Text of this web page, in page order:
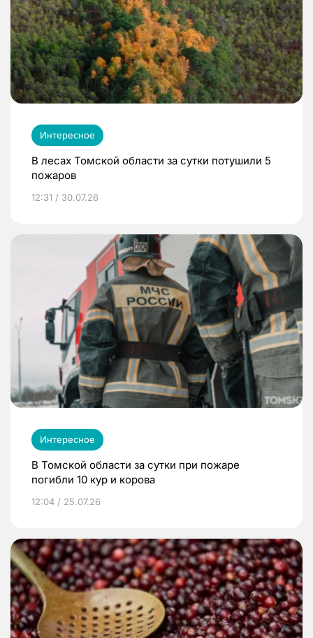
Интересное
В лесах Томской области за сутки потушили 5
пожаров
12:31 / 30.07.26
Интересное
В Томской области за сутки при пожаре
погибли 10 кур и корова
12:04 / 25.07.26